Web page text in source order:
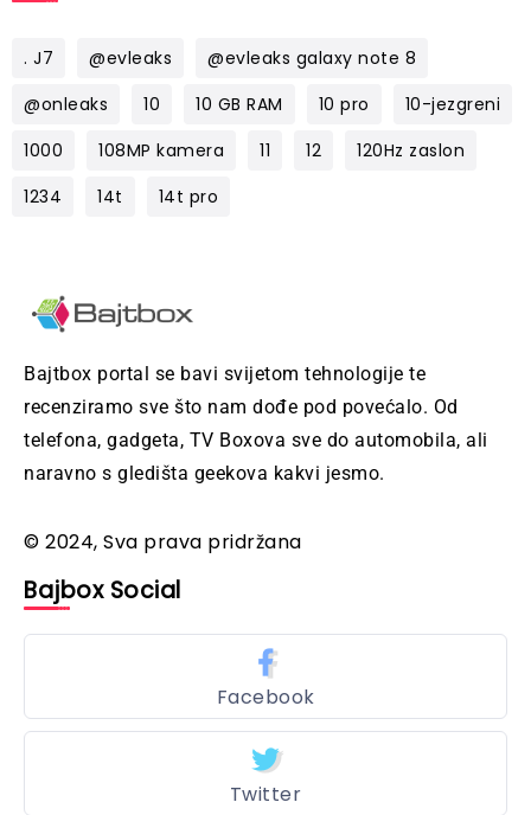
. J7 @evleaks
@evleaks galaxy note 8
@onleaks
10 10 GB RAM 10 pro
10-jezgreni
1000
108MP kamera 11 12
120Hz zaslon
1234
14t 14t pro
Bajtbox portal se bavi svijetom tehnologije te
recenziramo sve što nam dođe pod povećalo. Od
telefona, gadgeta, TV Boxova sve do automobila, ali
naravno s gledišta geekova kakvi jesmo.
© 2024, Sva prava pridržana
Bajbox Social
Facebook
Twitter